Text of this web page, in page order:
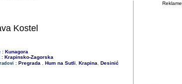
Kostel
: Kunagora
: Krapinsko-Zagorska
: Pregrada , Hum na Sutli, Krapina, Desinić
Reklame